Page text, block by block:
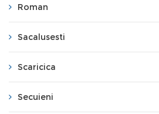
Roman
Sacalusesti
Scaricica
Secuieni